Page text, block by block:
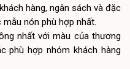
hàng, ngân sách và đặc
nón phù hợp nhất.
nhất với màu của thương
phù hợp nhóm khách hàng